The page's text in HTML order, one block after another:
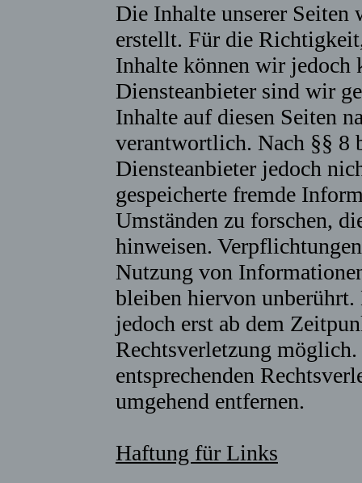
Die Inhalte unserer
erstellt. Für die
Inhalte können wir jedoch
Diensteanbieter sind wir
Inhalte auf diesen Seiten
verantwortlich. Nach §§ 8
Diensteanbieter jedoch
gespeicherte fremde
Umständen zu forschen,
hinweisen.
Nutzung von
bleiben hiervon
jedoch erst ab dem
Rechtsverletzung
entsprechenden
umgehend entfernen.
Haftung für Links